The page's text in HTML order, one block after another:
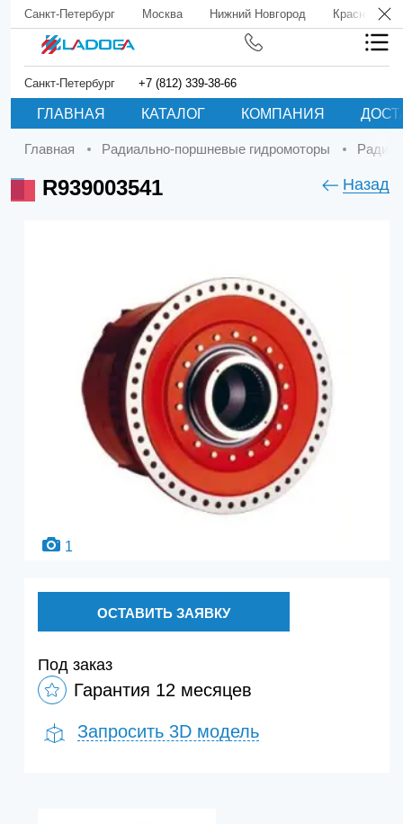
Санкт-Петербург Москва Нижний Новгород Краснодар
Санкт-Петербург +7 (812) 339-38-66
ГЛАВНАЯ КАТАЛОГ КОМПАНИЯ
Главная Радиально-поршневые гидромоторы
R939003541 Назад
1
ОСТАВИТЬ ЗАЯВКУ
Под заказ
Гарантия 12 месяцев
Запросить 3D модель